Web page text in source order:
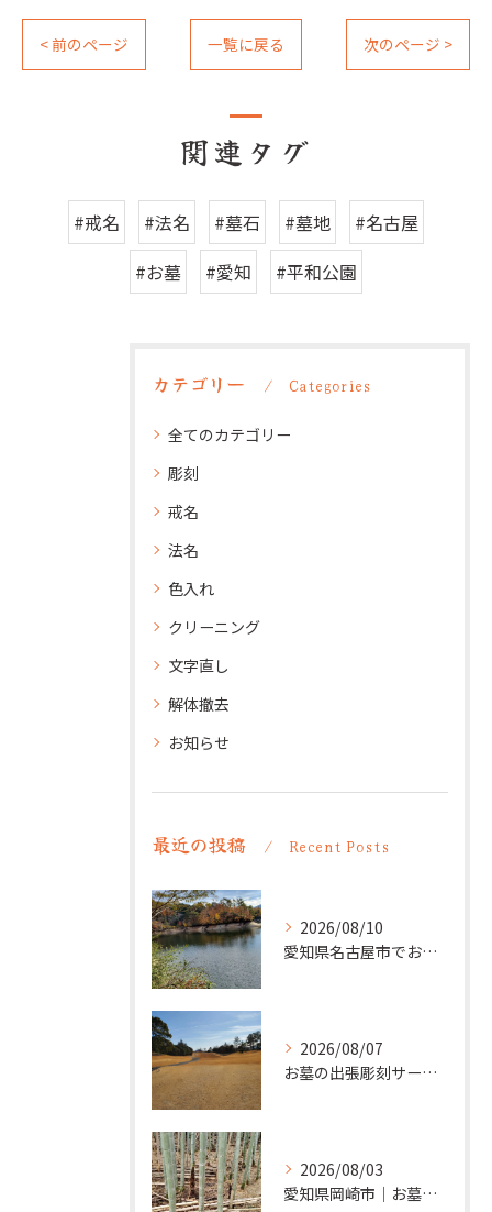
< 前のページ 一覧に戻る 次のページ >
関連タグ
#戒名 #法名 #墓石 #墓地
#名古屋
#お墓
#愛知 #平和公園
カテゴリー Categories
全てのカテゴリー
彫刻
戒名
法名
色入れ
クリーニング
文字直し
解体撤去
お知らせ
最近の投稿 Recent Posts
2026/08/10
愛知県名古屋市でお墓の追加彫り。法名・没年月日などを彫刻。
2026/08/07
お墓の出張彫刻サービス【彫刻本舗】愛知県清須市
2026/08/03
愛知県岡崎市｜お墓の追加彫り施工例 ｜彫刻本舗